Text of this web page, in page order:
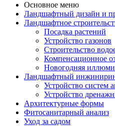
Основное меню
Ландшафтный дизайн и
Ландшафтное
Посадка растений
Устройство газонов
Строительство
Компенсационное
Новогодняя
Ландшафтный
Устройство систем
Устройство
Aрхитектурные формы
Фитосанитарный анализ
Уход за садом